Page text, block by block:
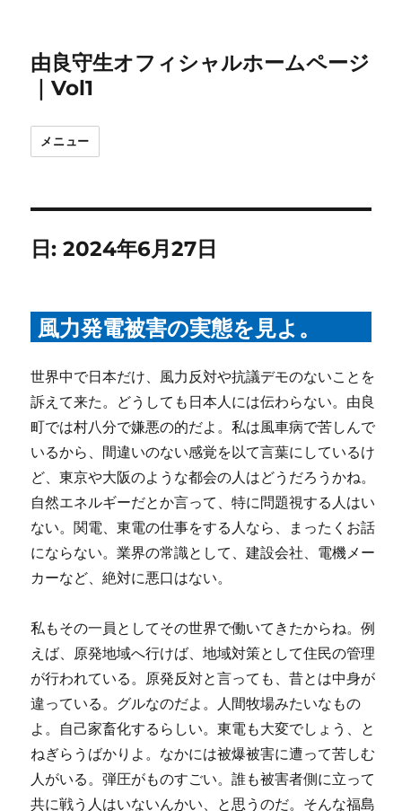
由良守生オフィシャルホームページ
｜Vol1
メニュー
日:2024年6月27日
風力発電被害の実態を見よ。
世界中で日本だけ、風力反対や抗議デモのないことを
訴えて来た。どうしても日本人には伝わらない。由良
町では村八分で嫌悪の的だよ。私は風車病で苦しんで
いるから、間違いのない感覚を以て言葉にしているけ
ど、東京や大阪のような都会の人はどうだろうかね。
自然エネルギーだとか言って、特に問題視する人はい
ない。関電、東電の仕事をする人なら、まったくお話
にならない。業界の常識として、建設会社、電機メー
カーなど、絶対に悪口はない。
私もその一員としてその世界で働いてきたからね。例
えば、原発地域へ行けば、地域対策として住民の管理
が行われている。原発反対と言っても、昔とは中身が
違っている。グルなのだよ。人間牧場みたいなもの
よ。自己家畜化するらしい。東電も大変でしょう、と
ねぎらうばかりよ。なかには被爆被害に遭って苦しむ
人がいる。弾圧がものすごい。誰も被害者側に立って
共に戦う人はいないんかい、と思うのだ。そんな福島